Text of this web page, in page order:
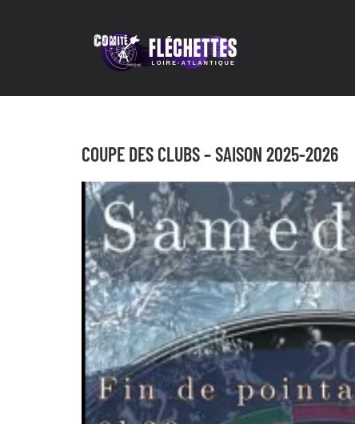
COUPE DES CLUBS – SAISON 2025-2026
Voir
l'image
agrandie